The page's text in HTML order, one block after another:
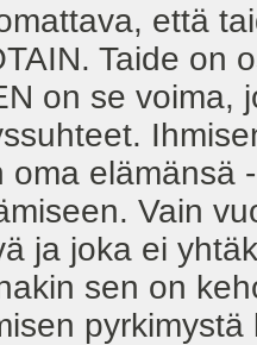
että
Taide on
on se voima,
oma elämänsä
Vain
ja joka ei
sen on